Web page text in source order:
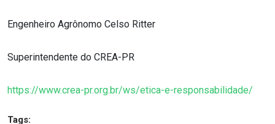
Engenheiro Agrônomo Celso Ritter
Superintendente do CREA-PR
https://www.crea-pr.org.br/ws/etica-e-responsabilidade/
Tags: